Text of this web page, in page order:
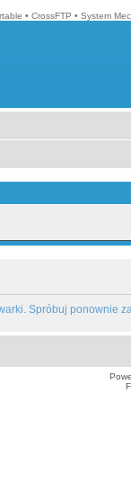
• CrossFTP • System
Spróbuj ponownie